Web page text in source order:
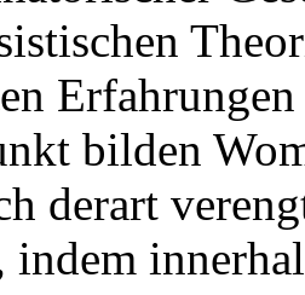
bilden
derart
indem